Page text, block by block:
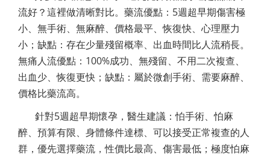
流好？這裡做清晰對比。藥流優點：5週超早期傷害極
小、無手術、無麻醉、價格最平、恢復快、心理壓力
小；缺點：存在少量殘留概率、出血時間比人流稍長。
無痛人流優點：100%成功、無殘留、不用二次複查、
出血少、恢復更快；缺點：屬於微創手術、需要麻醉、
價格比藥流高。
針對5週超早期懷孕，醫生建議：怕手術、怕麻
醉、預算有限、身體條件達標、可以接受正常複查的人
群，優先選擇藥流，性價比最高、傷害最低；極度怕麻